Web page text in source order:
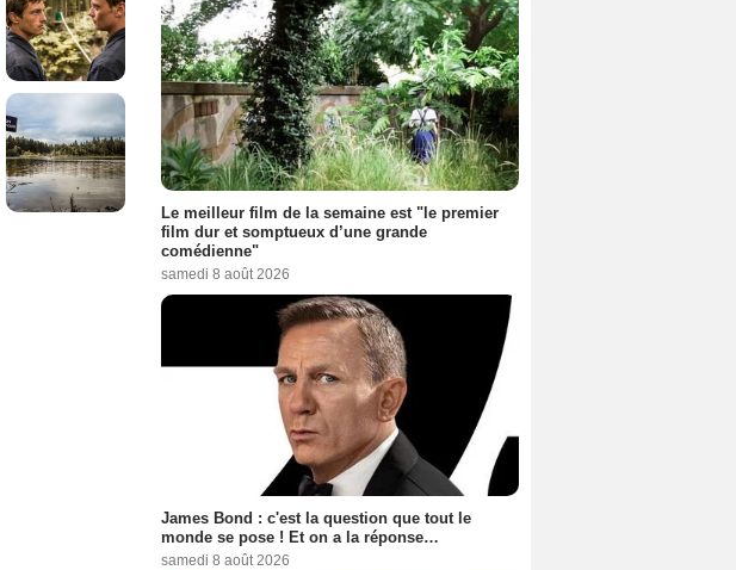
Le meilleur film de la semaine est "le premier
film dur et somptueux d’une grande
comédienne"
samedi 8 août 2026
James Bond : c'est la question que tout le
monde se pose ! Et on a la réponse…
samedi 8 août 2026